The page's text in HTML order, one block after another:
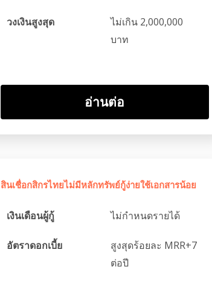
วงเงินสูงสุด
ไม่เกิน 2,000,000
บาท
อ่านต่อ
สินเชื่อกสิกรไทยไม่มีหลักทรัพย์กู้ง่ายใช้เอกสารน้อย
เงินเดือนผู้กู้ ไม่กำหนดรายได้
อัตราดอกเบี้ย
สูงสุดร้อยละ MRR+7
ต่อปี